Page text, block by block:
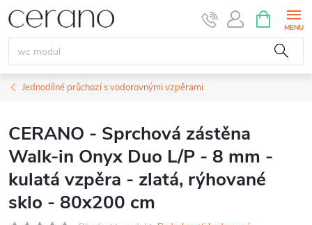
Přejít
na
obsah
NÁKUPNÍ
KOŠÍK
Jednodílné průchozí s vodorovnými vzpěrami
CERANO - Sprchová zástěna
Walk-in Onyx Duo L/P - 8 mm -
kulatá vzpěra - zlatá, rýhované
sklo - 80x200 cm